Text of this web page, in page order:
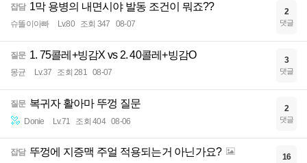
잡담 1막 용병의 내면시야 발동 조건이 뭐죠??
슈똘이아빠 Lv.80 조회 347 08-07
2
댓글
질문 1. 75콜레+빙감X vs 2. 40콜레+빙감O
몽균 Lv.37 조회 281 08-07
3
댓글
질문 복귀자 활아마 뚜껑 질문
Donie Lv.71 조회 404 08-06
2
댓글
잡담 뚜껑에 지증맥 주얼 적용되는거 아닌가요? 16